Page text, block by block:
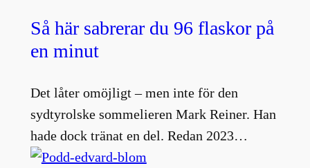
Så här sabrerar du 96 flaskor på
en minut
Det låter omöjligt – men inte för den
sydtyrolske sommelieren Mark Reiner. Han
hade dock tränat en del. Redan 2023…